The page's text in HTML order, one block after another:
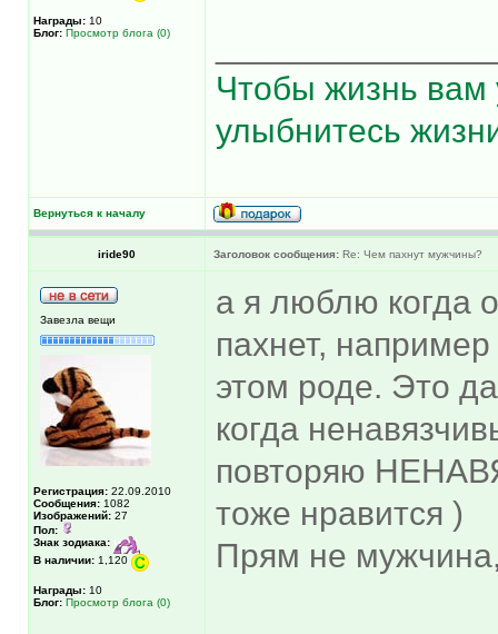
Награды: 10
Блог: Просмотр блога (0)
Чтобы жизнь вам
улыбнитесь
Вернуться к началу
iride90 Заголовок сообщения: Re: Чем пахнут мужчины?
Завезла вещи
Регистрация: 22.09.2010
Сообщения: 1082
Изображений: 27
Пол:
Знак зодиака:
В наличии: 1,120
Награды: 10
Блог: Просмотр блога (0)
а я люблю когда
пахнет,
этом роде. Это
когда
повторяю
тоже нравится )
Прям не